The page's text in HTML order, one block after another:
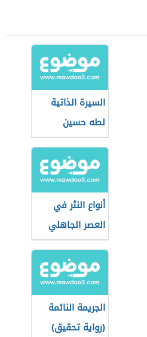
السيرة الذاتية
لطه حسين
أنواع النثر في
العصر الجاهلي
الجريمة النائمة
(رواية تحقيق)